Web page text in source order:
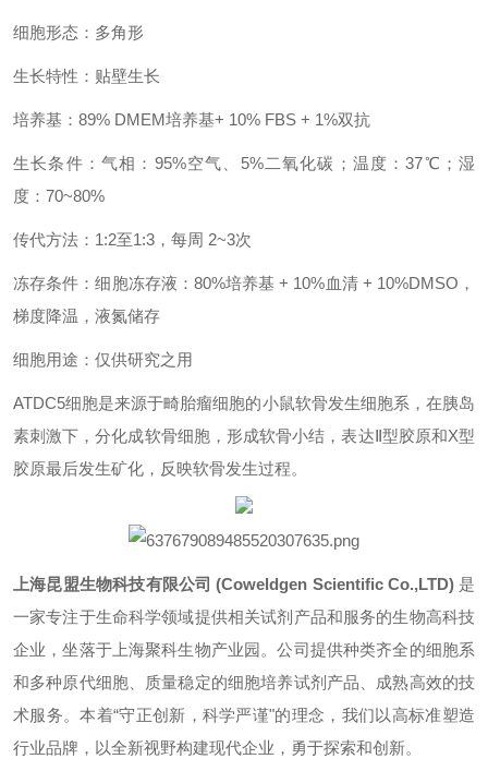
细胞形态：多角形
生长特性：贴壁生长
培养基：89% DMEM培养基+ 10% FBS + 1%双抗
生长条件：气相：95%空气、5%二氧化碳；温度：37℃；湿
度：70~80%
传代方法：1:2至1:3，每周 2~3次
冻存条件：细胞冻存液：80%培养基 + 10%血清 + 10%DMSO，
梯度降温，液氮储存
细胞用途：仅供研究之用
ATDC5细胞是来源于畸胎瘤细胞的小鼠软骨发生细胞系，在胰岛
素刺激下，分化成软骨细胞，形成软骨小结，表达Ⅱ型胶原和X型
胶原最后发生矿化，反映软骨发生过程。
上海昆盟生物科技有限公司 (Coweldgen Scientific Co.,LTD) 是
一家专注于生命科学领域提供相关试剂产品和服务的生物高科技
企业，坐落于上海聚科生物产业园。公司提供种类齐全的细胞系
和多种原代细胞、质量稳定的细胞培养试剂产品、成熟高效的技
术服务。本着“守正创新，科学严谨"的理念，我们以高标准塑造
行业品牌，以全新视野构建现代企业，勇于探索和创新。